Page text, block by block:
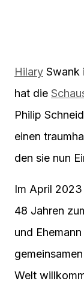
Hilary Swank
hat die
Philip
einen
den sie nun
Im April
48 Jahren
und Ehemann
Welt